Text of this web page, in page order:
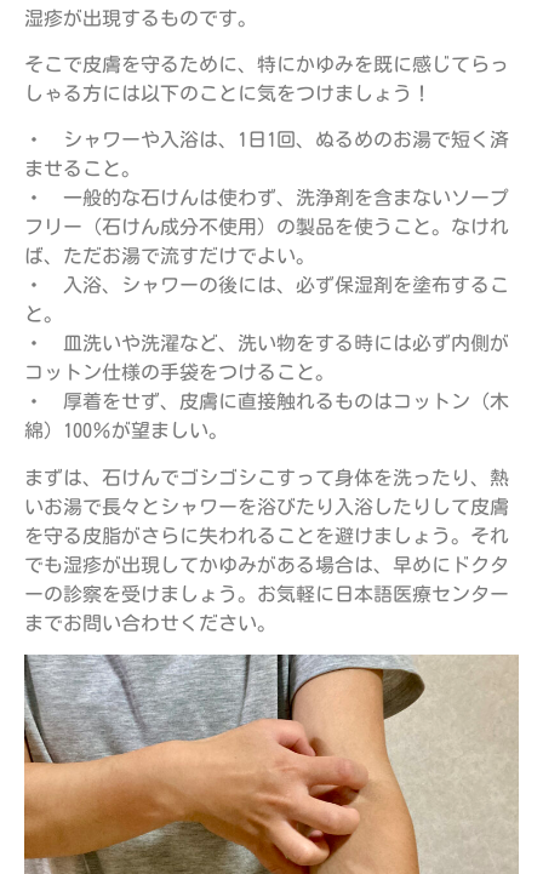
湿疹が出現するものです。
そこで皮膚を守るために、特にかゆみを既に感じてらっ
しゃる方には以下のことに気をつけましょう！
・ シャワーや入浴は、1日1回、ぬるめのお湯で短く済
ませること。
・ 一般的な石けんは使わず、洗浄剤を含まないソープ
フリー（石けん成分不使用）の製品を使うこと。なけれ
ば、ただお湯で流すだけでよい。
・ 入浴、シャワーの後には、必ず保湿剤を塗布するこ
と。
・ 皿洗いや洗濯など、洗い物をする時には必ず内側が
コットン仕様の手袋をつけること。
・ 厚着をせず、皮膚に直接触れるものはコットン（木
綿）100％が望ましい。
まずは、石けんでゴシゴシこすって身体を洗ったり、熱
いお湯で長々とシャワーを浴びたり入浴したりして皮膚
を守る皮脂がさらに失われることを避けましょう。それ
でも湿疹が出現してかゆみがある場合は、早めにドクタ
ーの診察を受けましょう。お気軽に日本語医療センター
までお問い合わせください。